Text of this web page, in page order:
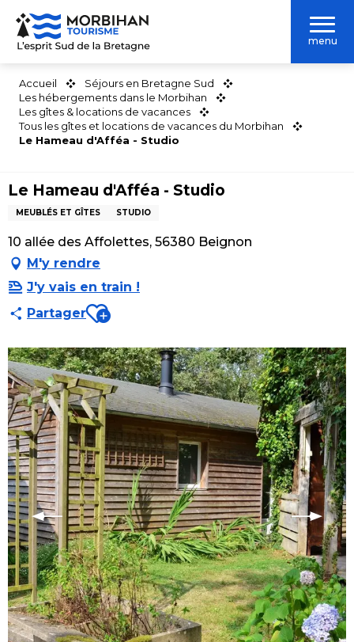
Aller
contenu
menu
Accueil
Séjours en Bretagne Sud
Les hébergements dans le Morbihan
Les gîtes & locations de vacances
Tous les gîtes et locations de vacances du Morbihan
Le Hameau d'Afféa - Studio
Le Hameau d'Afféa - Studio
MEUBLÉS ET GÎTES STUDIO
10 allée des Affolettes, 56380 Beignon
M'y rendre
J'y vais en train !
PartagerAjouter aux favoris